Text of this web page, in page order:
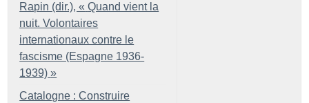
Rapin (dir.), « Quand vient la
nuit. Volontaires
internationaux contre le
fascisme (Espagne 1936-
1939) »
Catalogne : Construire